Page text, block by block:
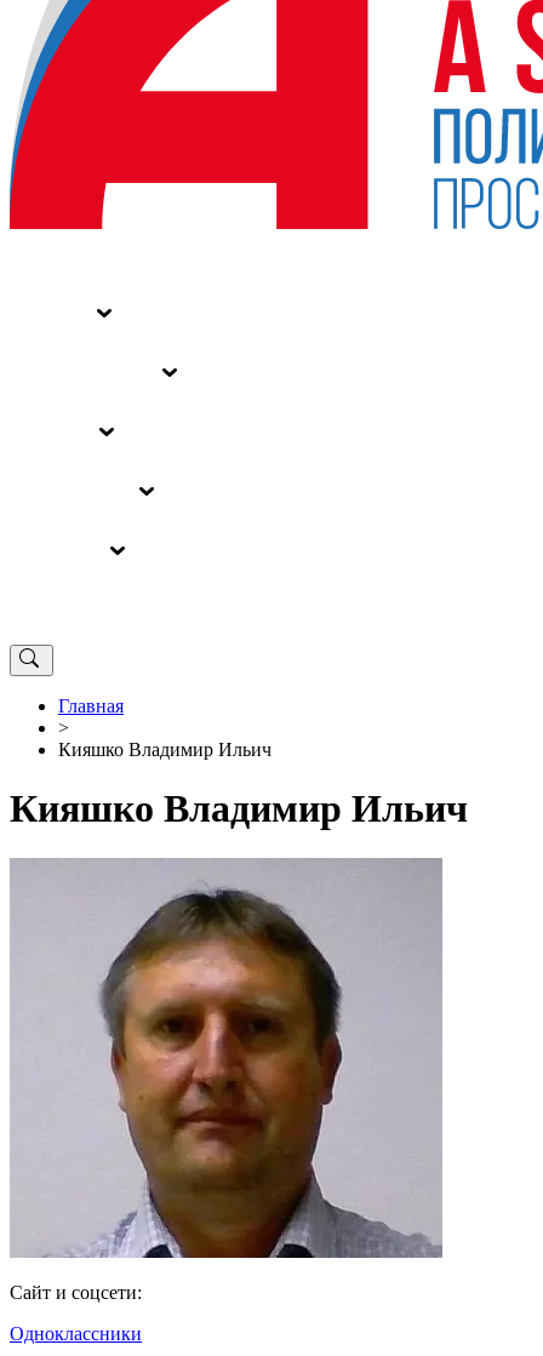
Главная
>
Кияшко Владимир Ильич
Кияшко Владимир Ильич
Сайт и соцсети:
Одноклассники